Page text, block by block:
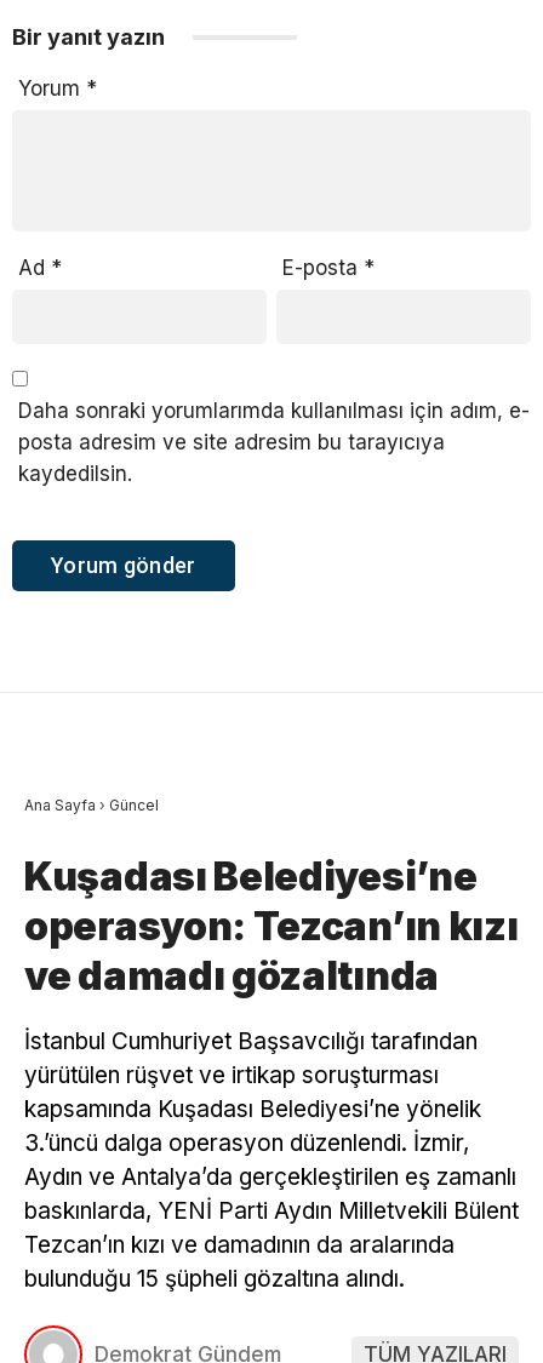
Bir yanıt yazın
Yorum *
Ad * E-posta *
Daha sonraki yorumlarımda kullanılması için adım, e-
posta adresim ve site adresim bu tarayıcıya
kaydedilsin.
Ana Sayfa › Güncel
Kuşadası Belediyesi’ne
operasyon: Tezcan’ın kızı
ve damadı gözaltında
İstanbul Cumhuriyet Başsavcılığı tarafından
yürütülen rüşvet ve irtikap soruşturması
kapsamında Kuşadası Belediyesi’ne yönelik
3.’üncü dalga operasyon düzenlendi. İzmir,
Aydın ve Antalya’da gerçekleştirilen eş zamanlı
baskınlarda, YENİ Parti Aydın Milletvekili Bülent
Tezcan’ın kızı ve damadının da aralarında
bulunduğu 15 şüpheli gözaltına alındı.
Demokrat Gündem TÜM YAZILARI